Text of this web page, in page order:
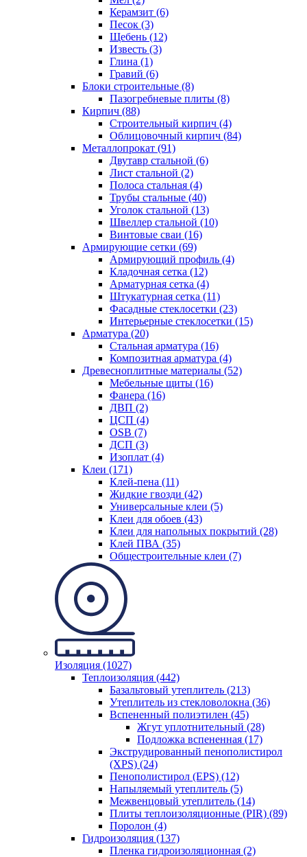
Керамзит (6)
Песок (3)
Щебень (12)
Известь (3)
Глина (1)
Гравий (6)
Блоки строительные (8)
Пазогребневые плиты (8)
Кирпич (88)
Строительный кирпич (4)
Облицовочный кирпич (84)
Металлопрокат (91)
Двутавр стальной (6)
Лист стальной (2)
Полоса стальная (4)
Трубы стальные (40)
Уголок стальной (13)
Швеллер стальной (10)
Винтовые сваи (16)
Армирующие сетки (69)
Армирующий профиль (4)
Кладочная сетка (12)
Арматурная сетка (4)
Штукатурная сетка (11)
Фасадные стеклосетки (23)
Интерьерные стеклосетки (15)
Арматура (20)
Стальная арматура (16)
Композитная арматура (4)
Древесноплитные материалы (52)
Мебельные щиты (16)
Фанера (16)
ДВП (2)
ЦСП (4)
OSB (7)
ДСП (3)
Изоплат (4)
Клеи (171)
Клей-пена (11)
Жидкие гвозди (42)
Универсальные клеи (5)
Клеи для обоев (43)
Клеи для напольных покрытий (28)
Клей ПВА (35)
Общестроительные клеи (7)
Изоляция (1027)
Теплоизоляция (442)
Базальтовый утеплитель (213)
Утеплитель из стекловолокна (36)
Вспененный полиэтилен (45)
Жгут уплотнительный (28)
Подложка вспененная (17)
Экструдированный пенополистирол
(XPS) (24)
Пенополистирол (EPS) (12)
Напыляемый утеплитель (5)
Межвенцовый утеплитель (14)
Плиты теплоизоляционные (PIR) (89)
Поролон (4)
Гидроизоляция (137)
Пленка гидроизоляционная (2)